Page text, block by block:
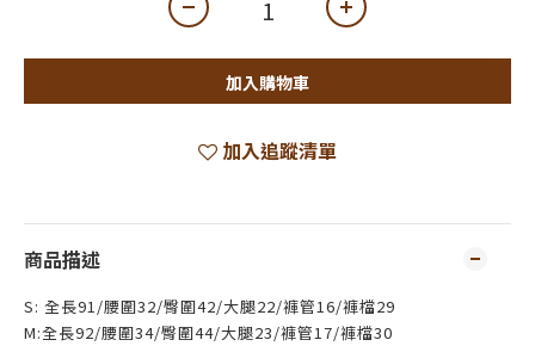
加入購物車
加入追蹤清單
商品描述
S: 全長91/腰圍32/臀圍42/大腿22/褲管16/褲檔29
M:全長92/腰圍34/臀圍44/大腿23/褲管17/褲檔30